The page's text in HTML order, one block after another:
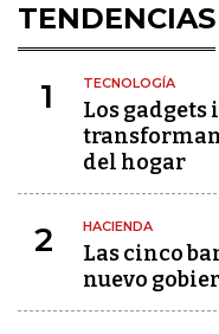
TENDENCIAS
1 TECNOLOGÍA
Los gadgets
del hogar
2 HACIENDA
Las cinco
nuevo